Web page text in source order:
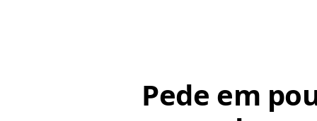
Pede em